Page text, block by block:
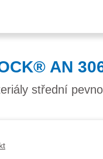
AN
střední